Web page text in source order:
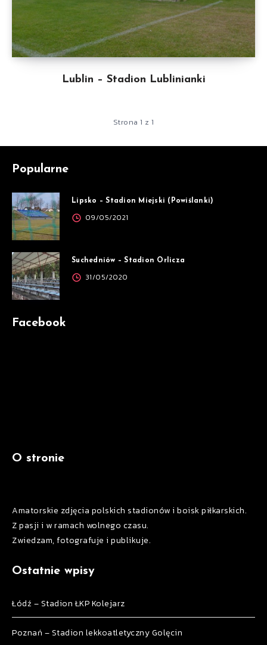
Lublin – Stadion Lublinianki
Strona 1 z 1
Popularne
Lipsko – Stadion Miejski (Powiślanki)
09/05/2021
Suchedniów – Stadion Orlicza
31/05/2020
Facebook
O stronie
Amatorskie zdjęcia polskich stadionów i boisk piłkarskich.
Z pasji i w ramach wolnego czasu.
Zwiedzam, fotografuje i publikuje.
Ostatnie wpisy
Łódź – Stadion ŁKP Kolejarz
Poznań – Stadion lekkoatletyczny Golęcin